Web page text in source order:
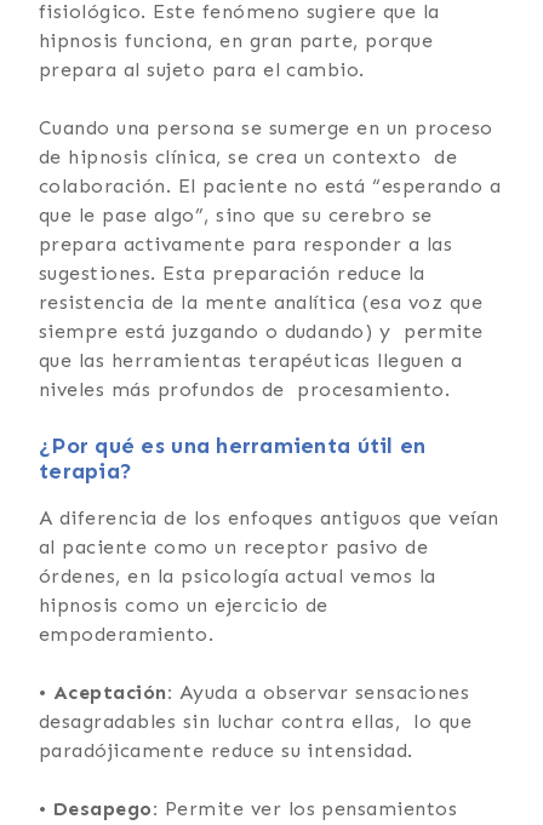
fisiológico. Este fenómeno sugiere que la
hipnosis funciona, en gran parte, porque
prepara al sujeto para el cambio.
Cuando una persona se sumerge en un proceso
de hipnosis clínica, se crea un contexto de
colaboración. El paciente no está “esperando a
que le pase algo”, sino que su cerebro se
prepara activamente para responder a las
sugestiones. Esta preparación reduce la
resistencia de la mente analítica (esa voz que
siempre está juzgando o dudando) y permite
que las herramientas terapéuticas lleguen a
niveles más profundos de procesamiento.
¿Por qué es una herramienta útil en
terapia?
A diferencia de los enfoques antiguos que veían
al paciente como un receptor pasivo de
órdenes, en la psicología actual vemos la
hipnosis como un ejercicio de
empoderamiento.
• Aceptación: Ayuda a observar sensaciones
desagradables sin luchar contra ellas, lo que
paradójicamente reduce su intensidad.
• Desapego: Permite ver los pensamientos